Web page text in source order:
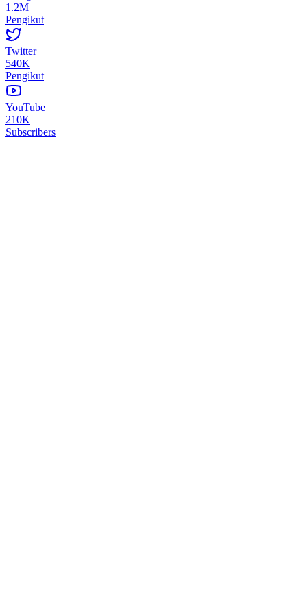
1.2M
Pengikut
Twitter
540K
Pengikut
YouTube
210K
Subscribers